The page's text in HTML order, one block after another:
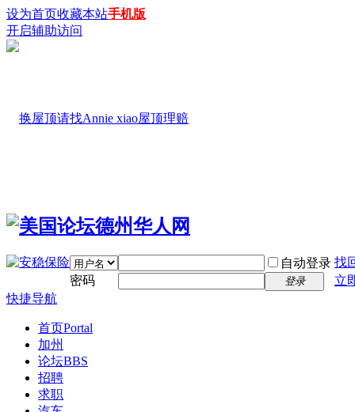
设为首页收藏本站手机版
开启辅助访问
自动登录 找
密码
登录
立
快捷导航
首页Portal
加州
论坛BBS
招聘
求职